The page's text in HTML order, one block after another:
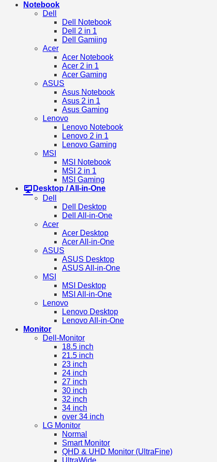
Notebook
Dell
Dell Notebook
Dell 2 in 1
Dell Gamiing
Acer
Acer Notebook
Acer 2 in 1
Acer Gaming
ASUS
Asus Notebook
Asus 2 in 1
Asus Gaming
Lenovo
Lenovo Notebook
Lenovo 2 in 1
Lenovo Gaming
MSI
MSI Notebook
MSI 2 in 1
MSI Gaming
Desktop / All-in-One
Dell
Dell Desktop
Dell All-in-One
Acer
Acer Desktop
Acer All-in-One
ASUS
ASUS Desktop
ASUS All-in-One
MSI
MSI Desktop
MSI All-in-One
Lenovo
Lenovo Desktop
Lenovo All-in-One
Monitor
Dell-Monitor
18.5 inch
21.5 inch
23 inch
24 inch
27 inch
30 inch
32 inch
34 inch
over 34 inch
LG Monitor
Normal
Smart Monitor
QHD & UHD Monitor (UltraFine)